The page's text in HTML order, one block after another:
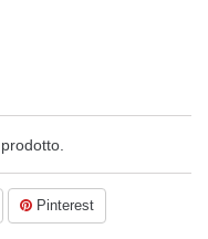
Pinterest